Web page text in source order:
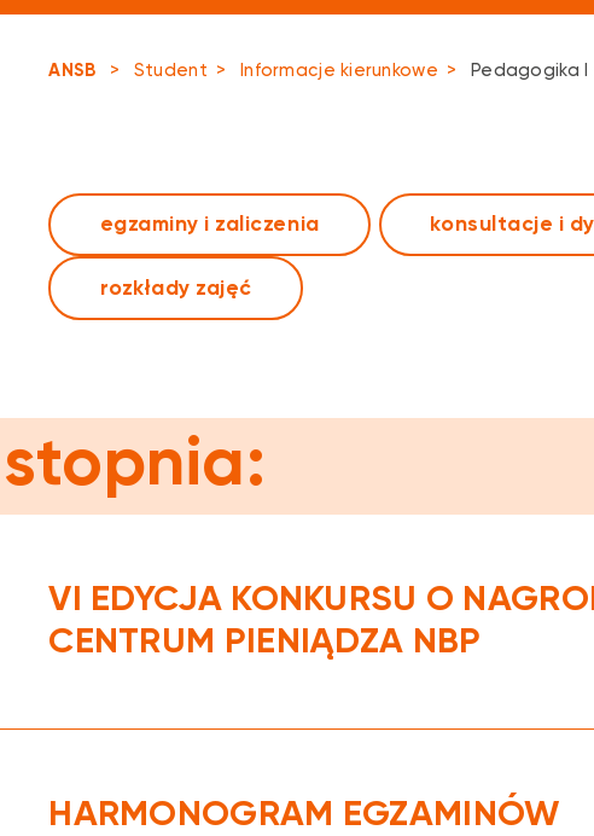
ANSB > Student > Informacje kierunkowe > Pedagogika
egzaminy i zaliczenia konsultacje i
rozkłady zajęć
VI EDYCJA KONKURSU O
CENTRUM PIENIĄDZA NBP
HARMONOGRAM EGZAMINÓW